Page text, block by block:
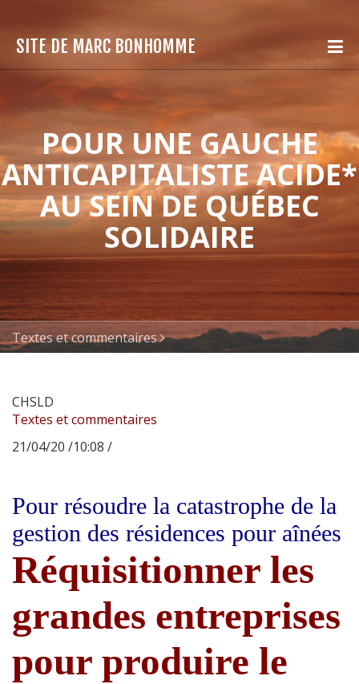
SITE DE MARC BONHOMME
POUR UNE GAUCHE
ANTICAPITALISTE ACIDE*
AU SEIN DE QUÉBEC
SOLIDAIRE
Textes et commentaires
CHSLD
Textes et commentaires
21/04/20 /10:08 /
Pour résoudre la catastrophe de la
gestion des résidences pour aînées
Réquisitionner les
grandes entreprises
pour produire le